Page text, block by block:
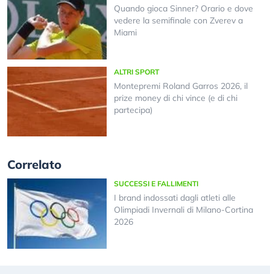
Quando gioca Sinner? Orario e dove
vedere la semifinale con Zverev a
Miami
ALTRI SPORT
Montepremi Roland Garros 2026, il
prize money di chi vince (e di chi
partecipa)
Correlato
SUCCESSI E FALLIMENTI
I brand indossati dagli atleti alle
Olimpiadi Invernali di Milano-Cortina
2026